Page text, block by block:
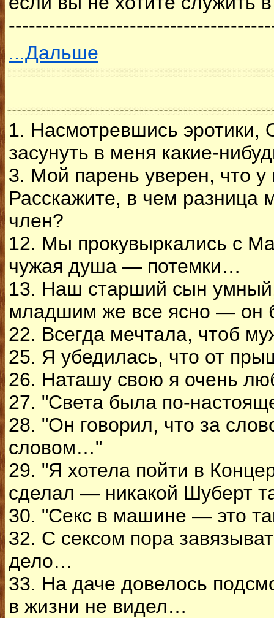
...Дальше
1. Насмотревшись эротики,
засунуть в меня какие-
3. Мой парень уверен, что
Расскажите, в чем разница
член?
12. Мы прокувыркались с
чужая душа — потемки…
13. Наш старший сын
младшим же все ясно — он
22. Всегда мечтала, чтоб
25. Я убедилась, что от
26. Наташу свою я очень
27. "Света была по-
28. "Он говорил, что за
словом…"
29. "Я хотела пойти в
сделал — никакой Шуберт
30. "Секс в машине — это
32. С сексом пора
дело…
33. На даче довелось
в жизни не видел…